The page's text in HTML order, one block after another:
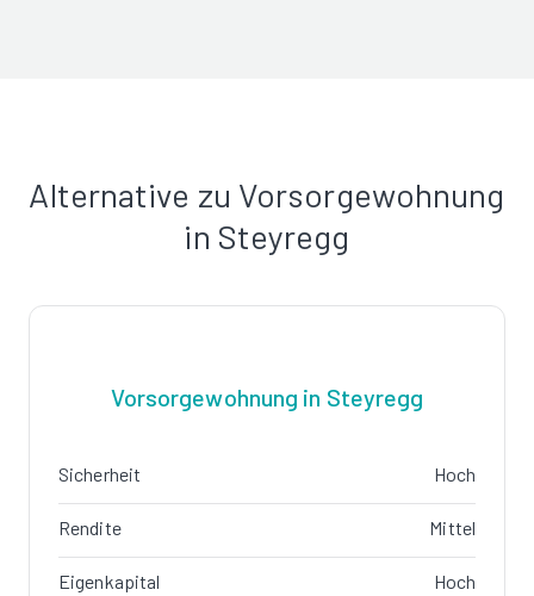
Alternative zu Vorsorgewohnung
in Steyregg
Vorsorgewohnung in Steyregg
Sicherheit Hoch
Rendite Mittel
Eigenkapital Hoch